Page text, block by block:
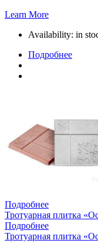
Learn More
Availability: in
Подробнее
Подробнее
Тротуарная плитка
Подробнее
Тротуарная плитка